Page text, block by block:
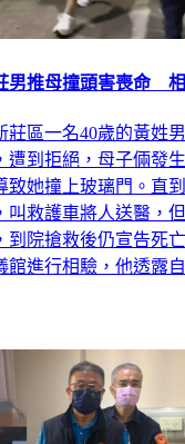
男推母撞頭害喪命
莊區一名40歲的黃姓
遭到拒絕，母子倆發
致她撞上玻璃門。直
叫救護車將人送醫，
到院搶救後仍宣告死
館進行相驗，他透露